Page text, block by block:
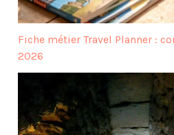
Fiche métier Travel Planner :
2026